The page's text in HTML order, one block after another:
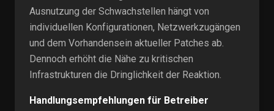
Ausnutzung der Schwachstellen hängt von
individuellen Konfigurationen, Netzwerkzugängen
und dem Vorhandensein aktueller Patches ab.
Dennoch erhöht die Nähe zu kritischen
Infrastrukturen die Dringlichkeit der Reaktion.
Handlungsempfehlungen für Betreiber